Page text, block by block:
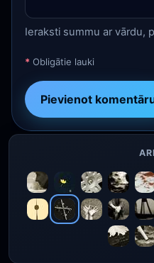
Ieraksti summu ar vārdu,
* Obligātie lauki
Pievienot